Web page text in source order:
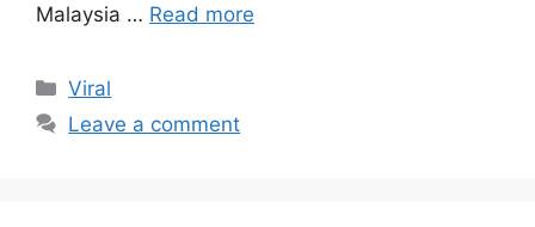
Malaysia … Read more
Categories
Viral
Leave a comment